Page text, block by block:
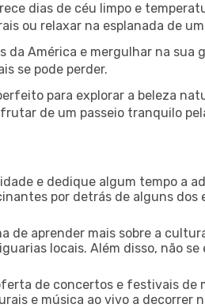
dias de céu limpo e
ou relaxar na esplanada de
América e mergulhar na sua
se pode perder.
para explorar a beleza
de um passeio tranquilo
e dedique algum tempo a
por detrás de alguns
de aprender mais sobre a
locais. Além disso, não
de concertos e festivais de
e música ao vivo a decorrer